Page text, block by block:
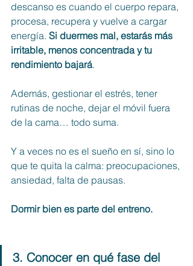
descanso es cuando el cuerpo repara,
procesa, recupera y vuelve a cargar
energía. Si duermes mal, estarás más
irritable, menos concentrada y tu
rendimiento bajará.
Además, gestionar el estrés, tener
rutinas de noche, dejar el móvil fuera
de la cama… todo suma.
Y a veces no es el sueño en sí, sino lo
que te quita la calma: preocupaciones,
ansiedad, falta de pausas.
Dormir bien es parte del entreno.
3. Conocer en qué fase del